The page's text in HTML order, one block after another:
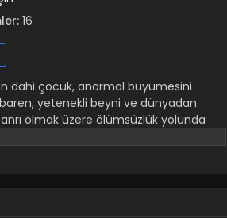
16
dahi çocuk, anormal büyümesini
yetenekli beyni ve dünyadan
olmak üzere ölümsüzlük yolunda